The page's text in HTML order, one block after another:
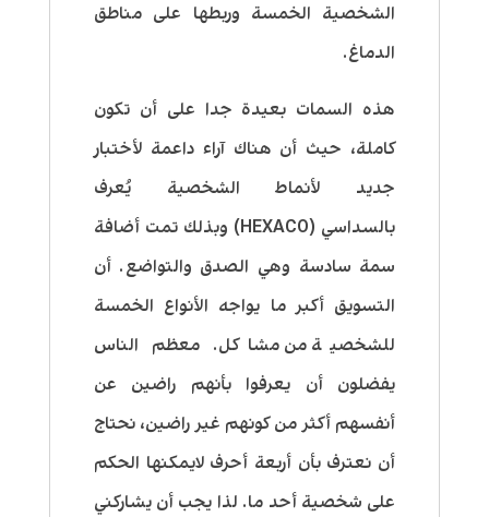
الشخصية الخمسة وربطها على مناطق
الدماغ.
هذه السمات بعيدة جدا على أن تكون
كاملة، حيث أن هناك آراء داعمة لأختبار
جديد لأنماط الشخصية يُعرف
بالسداسي (HEXACO) وبذلك تمت أضافة
سمة سادسة وهي الصدق والتواضع. أن
التسويق أكبر ما يواجه الأنواع الخمسة
للشخصية من مشاكل.معظم الناس
يفضلون أن يعرفوا بأنهم راضين عن
أنفسهم أكثر من كونهم غير راضين، نحتاج
أن نعترف بأن أربعة أحرف لايمكنها الحكم
على شخصية أحد ما. لذا يجب أن يشاركني